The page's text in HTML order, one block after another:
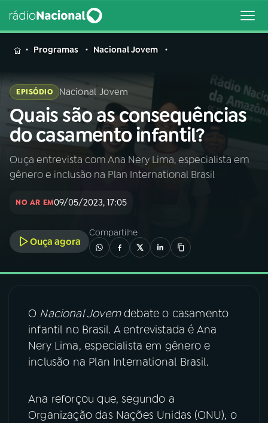
MENU
Buscar
na
Rádio
Nacional
Buscar
AO VIVO
04PROGRAMAS
06VIDEOCASTS
Programas Nacional Jovem
EPISÓDIO Nacional Jovem
Quais são as consequências
do casamento infantil?
Ouça entrevista com Ana Nery Lima, especialista em
gênero e inclusão na Plan International Brasil
NO AR EM09/05/2023, 17:05
Ouça agora
Compartilhe
O Nacional Jovemdebate o casamento
infantil no Brasil. A entrevistada é Ana
Nery Lima, especialista em gênero e
inclusão na Plan International Brasil.
Ana reforçou que, segundo a
Organização das Nações Unidas (ONU), o